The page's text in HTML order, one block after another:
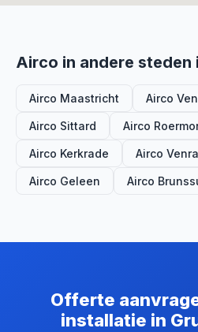
Airco in andere steden
Airco Maastricht Airco
Airco Sittard Airco
Airco Kerkrade Airco
Airco Geleen Airco
Offerte
installatie in